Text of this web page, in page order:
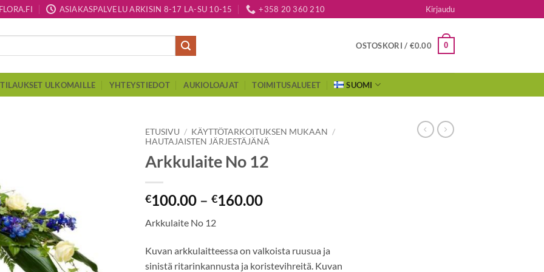
ASIAKASPALVELU ARKISIN 8-17 LA-SU 10-15 +358 20 360 210 Kirjaudu
OSTOSKORI / €0.00 0
TILAUKSET ULKOMAILLE YHTEYSTIEDOT AUKIOLOAJAT TOIMITUSALUEET SUOMI
ETUSIVU / KÄYTTÖTARKOITUKSEN MUKAAN /
HAUTAJAISTEN JÄRJESTÄJÄNÄ
Arkkulaite No 12
€100.00 – €160.00
Arkkulaite No 12
Kuvan arkkulaitteessa on valkoista ruusua ja
sinistä ritarinkannusta ja koristevihreitä. Kuvan